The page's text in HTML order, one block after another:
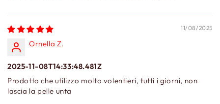
11/08/2025
Ornella Z.
2025-11-08T14:33:48.481Z
Prodotto che utilizzo molto volentieri, tutti i giorni, non
lascia la pelle unta